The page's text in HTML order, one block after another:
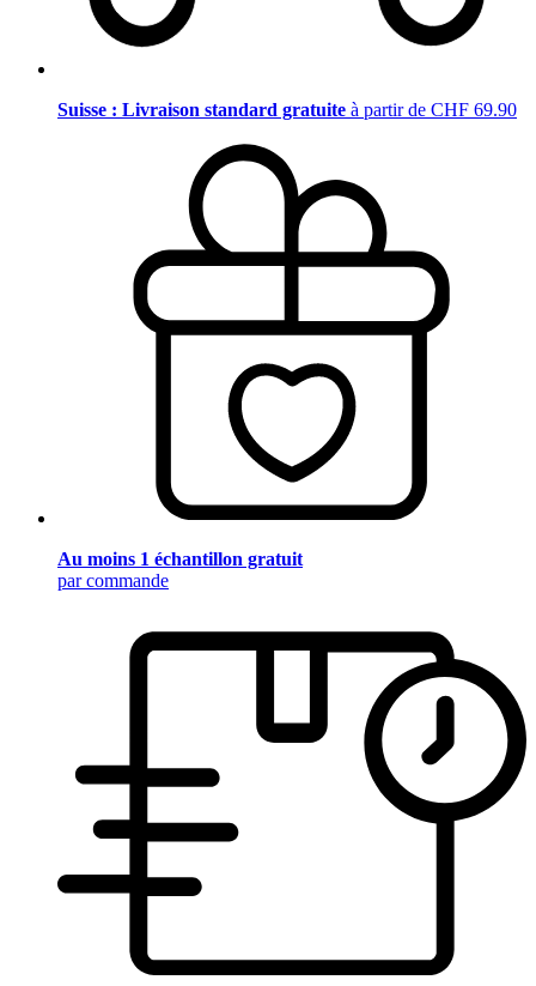
Suisse : Livraison standard gratuite à partir de CHF 69.90
Au moins 1 échantillon gratuit
par commande